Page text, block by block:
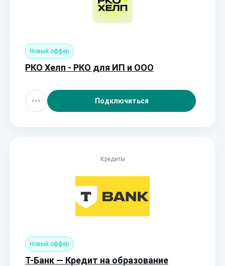
Новый оффер
РКО Хелп - РКО для ИП и ООО
Подключиться
Кредиты
Новый оффер
Т-Банк — Кредит на образование